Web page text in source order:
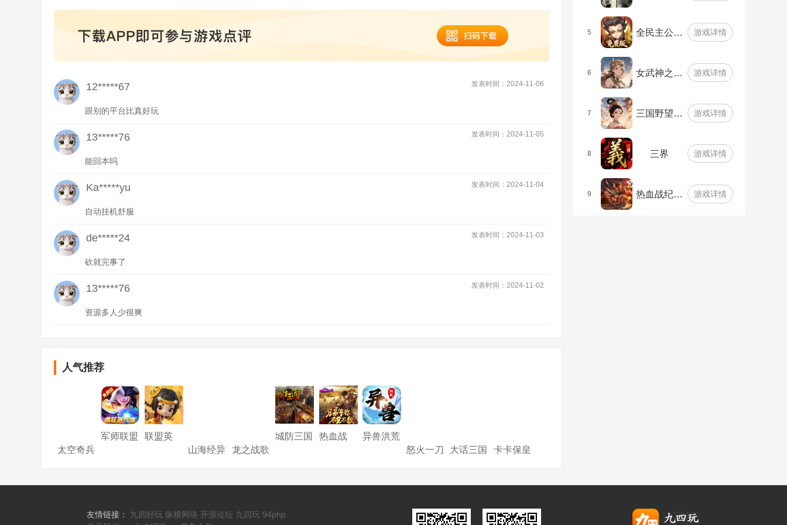
12*****67 发表时间：2024-11-06
跟别的平台比真好玩
13*****76 发表时间：2024-11-05
能回本吗
Ka*****yu 发表时间：2024-11-04
自动挂机舒服
de*****24 发表时间：2024-11-03
砍就完事了
13*****76 发表时间：2024-11-02
资源多人少很爽
人气推荐
太空奇兵
斗）
军师联盟
联盟英
山海经异
龙之战歌
城防三国
热血战
异兽洪荒
怒火一刀
大话三国 卡卡保皇
5 全民主公… 游戏详情
6 女武神之… 游戏详情
7 三国野望… 游戏详情
8 三界 游戏详情
9 热血战纪… 游戏详情
友情链接： 九四好玩 纵横网络 开源论坛 九四玩 94php